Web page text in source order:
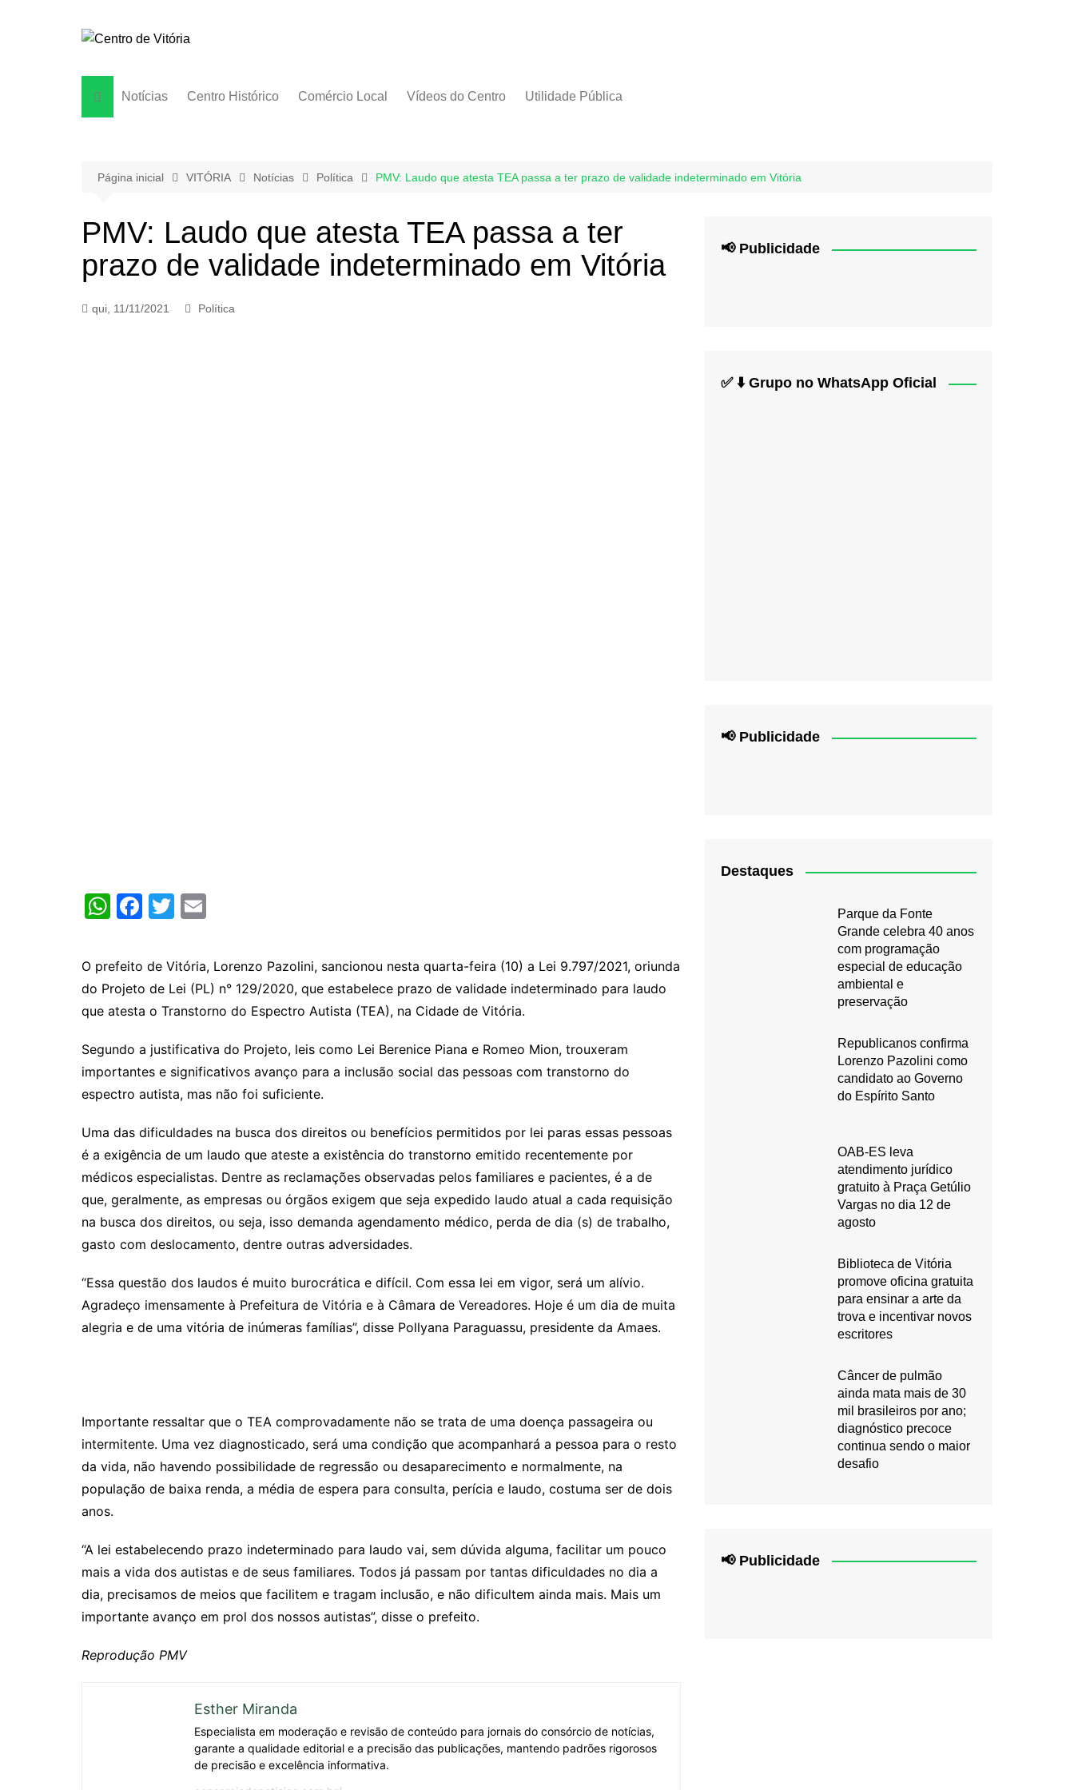
Notícias
Centro Histórico Comércio Local Vídeos do Centro Utilidade Pública
Página inicial VITÓRIA Notícias Política PMV: Laudo que atesta TEA passa a ter prazo de validade indeterminado em Vitória
PMV: Laudo que atesta TEA passa a ter
prazo de validade indeterminado em Vitória
qui, 11/11/2021 Política
W
at
s
A
p
F
c
e
b
o
k
T
itt
er
ai
l
O prefeito de Vitória, Lorenzo Pazolini, sancionou nesta quarta-feira (10) a Lei 9.797/2021, oriunda
do Projeto de Lei (PL) n° 129/2020, que estabelece prazo de validade indeterminado para laudo
que atesta o Transtorno do Espectro Autista (TEA), na Cidade de Vitória.
Segundo a justificativa do Projeto, leis como Lei Berenice Piana e Romeo Mion, trouxeram
importantes e significativos avanço para a inclusão social das pessoas com transtorno do
espectro autista, mas não foi suficiente.
Uma das dificuldades na busca dos direitos ou benefícios permitidos por lei paras essas pessoas
é a exigência de um laudo que ateste a existência do transtorno emitido recentemente por
médicos especialistas. Dentre as reclamações observadas pelos familiares e pacientes, é a de
que, geralmente, as empresas ou órgãos exigem que seja expedido laudo atual a cada requisição
na busca dos direitos, ou seja, isso demanda agendamento médico, perda de dia (s) de trabalho,
gasto com deslocamento, dentre outras adversidades.
“Essa questão dos laudos é muito burocrática e difícil. Com essa lei em vigor, será um alívio.
Agradeço imensamente à Prefeitura de Vitória e à Câmara de Vereadores. Hoje é um dia de muita
alegria e de uma vitória de inúmeras famílias”, disse Pollyana Paraguassu, presidente da Amaes.
Importante ressaltar que o TEA comprovadamente não se trata de uma doença passageira ou
intermitente. Uma vez diagnosticado, será uma condição que acompanhará a pessoa para o resto
da vida, não havendo possibilidade de regressão ou desaparecimento e normalmente, na
população de baixa renda, a média de espera para consulta, perícia e laudo, costuma ser de dois
anos.
“A lei estabelecendo prazo indeterminado para laudo vai, sem dúvida alguma, facilitar um pouco
mais a vida dos autistas e de seus familiares. Todos já passam por tantas dificuldades no dia a
dia, precisamos de meios que facilitem e tragam inclusão, e não dificultem ainda mais. Mais um
importante avanço em prol dos nossos autistas”, disse o prefeito.
Reprodução PMV
Esther Miranda
Especialista em moderação e revisão de conteúdo para jornais do consórcio de notícias,
garante a qualidade editorial e a precisão das publicações, mantendo padrões rigorosos
de precisão e excelência informativa.
📢 Publicidade
✅ ⬇️ Grupo no WhatsApp Oficial
📢 Publicidade
Destaques
Parque da Fonte
Grande celebra 40 anos
com programação
especial de educação
ambiental e
preservação
Republicanos confirma
Lorenzo Pazolini como
candidato ao Governo
do Espírito Santo
OAB-ES leva
atendimento jurídico
gratuito à Praça Getúlio
Vargas no dia 12 de
agosto
Biblioteca de Vitória
promove oficina gratuita
para ensinar a arte da
trova e incentivar novos
escritores
Câncer de pulmão
ainda mata mais de 30
mil brasileiros por ano;
diagnóstico precoce
continua sendo o maior
desafio
📢 Publicidade